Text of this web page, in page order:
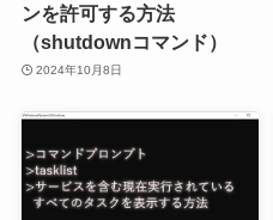
ンを許可する方法
（shutdownコマンド）
2024年10月8日